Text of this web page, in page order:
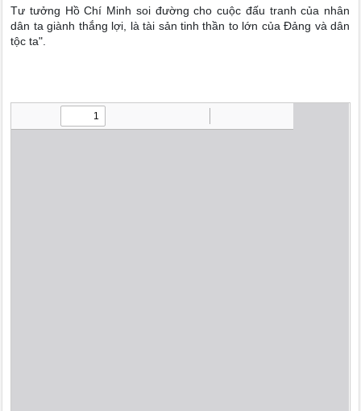
Tư tưởng Hồ Chí Minh soi đường cho cuộc đấu tranh của nhân
dân ta giành thắng lợi, là tài sản tinh thần to lớn của Đảng và dân
tộc ta".